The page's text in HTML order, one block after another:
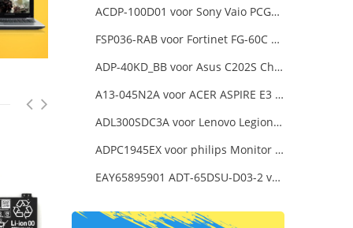
ACDP-100D01 voor Sony Vaio PCGA AC19V4 ACDP-100D01
FSP036-RAB voor Fortinet FG-60C FG-60D FG-60E
ADP-40KD_BB voor Asus C202S Chromebook
A13-045N2A voor ACER ASPIRE E3 SERIES ASPIRE E5 SERIES ASPIRE ES1 SERIES
ADL300SDC3A voor Lenovo Legion 5 Pro 16ACH6H 82JQ008HUK 82JQ008
ADPC1945EX voor philips Monitor Power Supply
EAY65895901 ADT-65DSU-D03-2 voor LG gram 15Z90P-K.ARB6U1 16T90P, LG gram 15Z90Q 16Z90Q 17Z90Q16Z95PD Series